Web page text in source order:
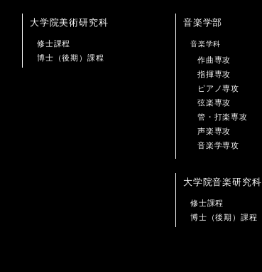
大学院美術研究科
修士課程
博士（後期）課程
音楽学部
音楽学科
作曲専攻
指揮専攻
ピアノ専攻
弦楽専攻
管・打楽専攻
声楽専攻
音楽学専攻
大学院音楽研究科
修士課程
博士（後期）課程